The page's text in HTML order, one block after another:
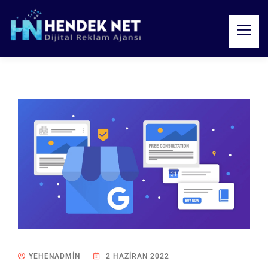
YEHENADMIN 2 HAZIRAN 2022